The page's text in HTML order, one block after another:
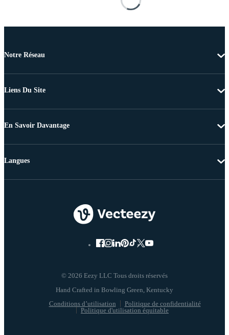
Notre Réseau
Liens Du Site
En Savoir Davantage
© 2026 Eezy LLC Tous droits réservés
Conditions d’utilisation
Politique de confidentialité
Politique d'utilisation équitable
Langues